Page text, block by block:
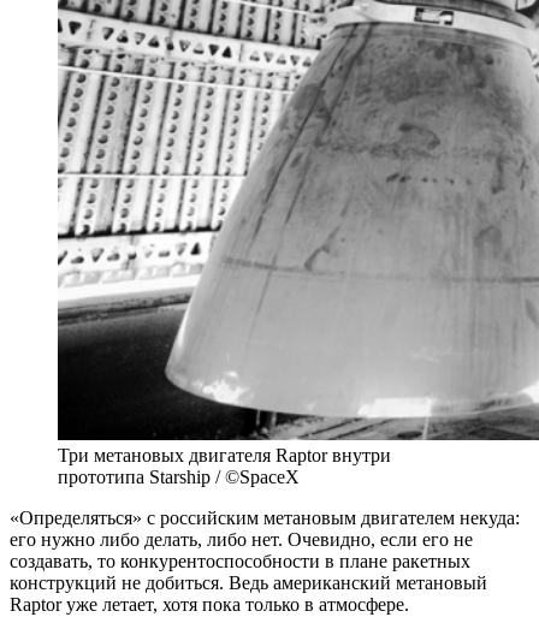
Три метановых двигателя Raptor внутри
прототипа Starship / ©SpaceX
«Определяться» с российским метановым двигателем некуда:
его нужно либо делать, либо нет. Очевидно, если его не
создавать, то конкурентоспособности в плане ракетных
конструкций не добиться. Ведь американский метановый
Raptor уже летает, хотя пока только в атмосфере.